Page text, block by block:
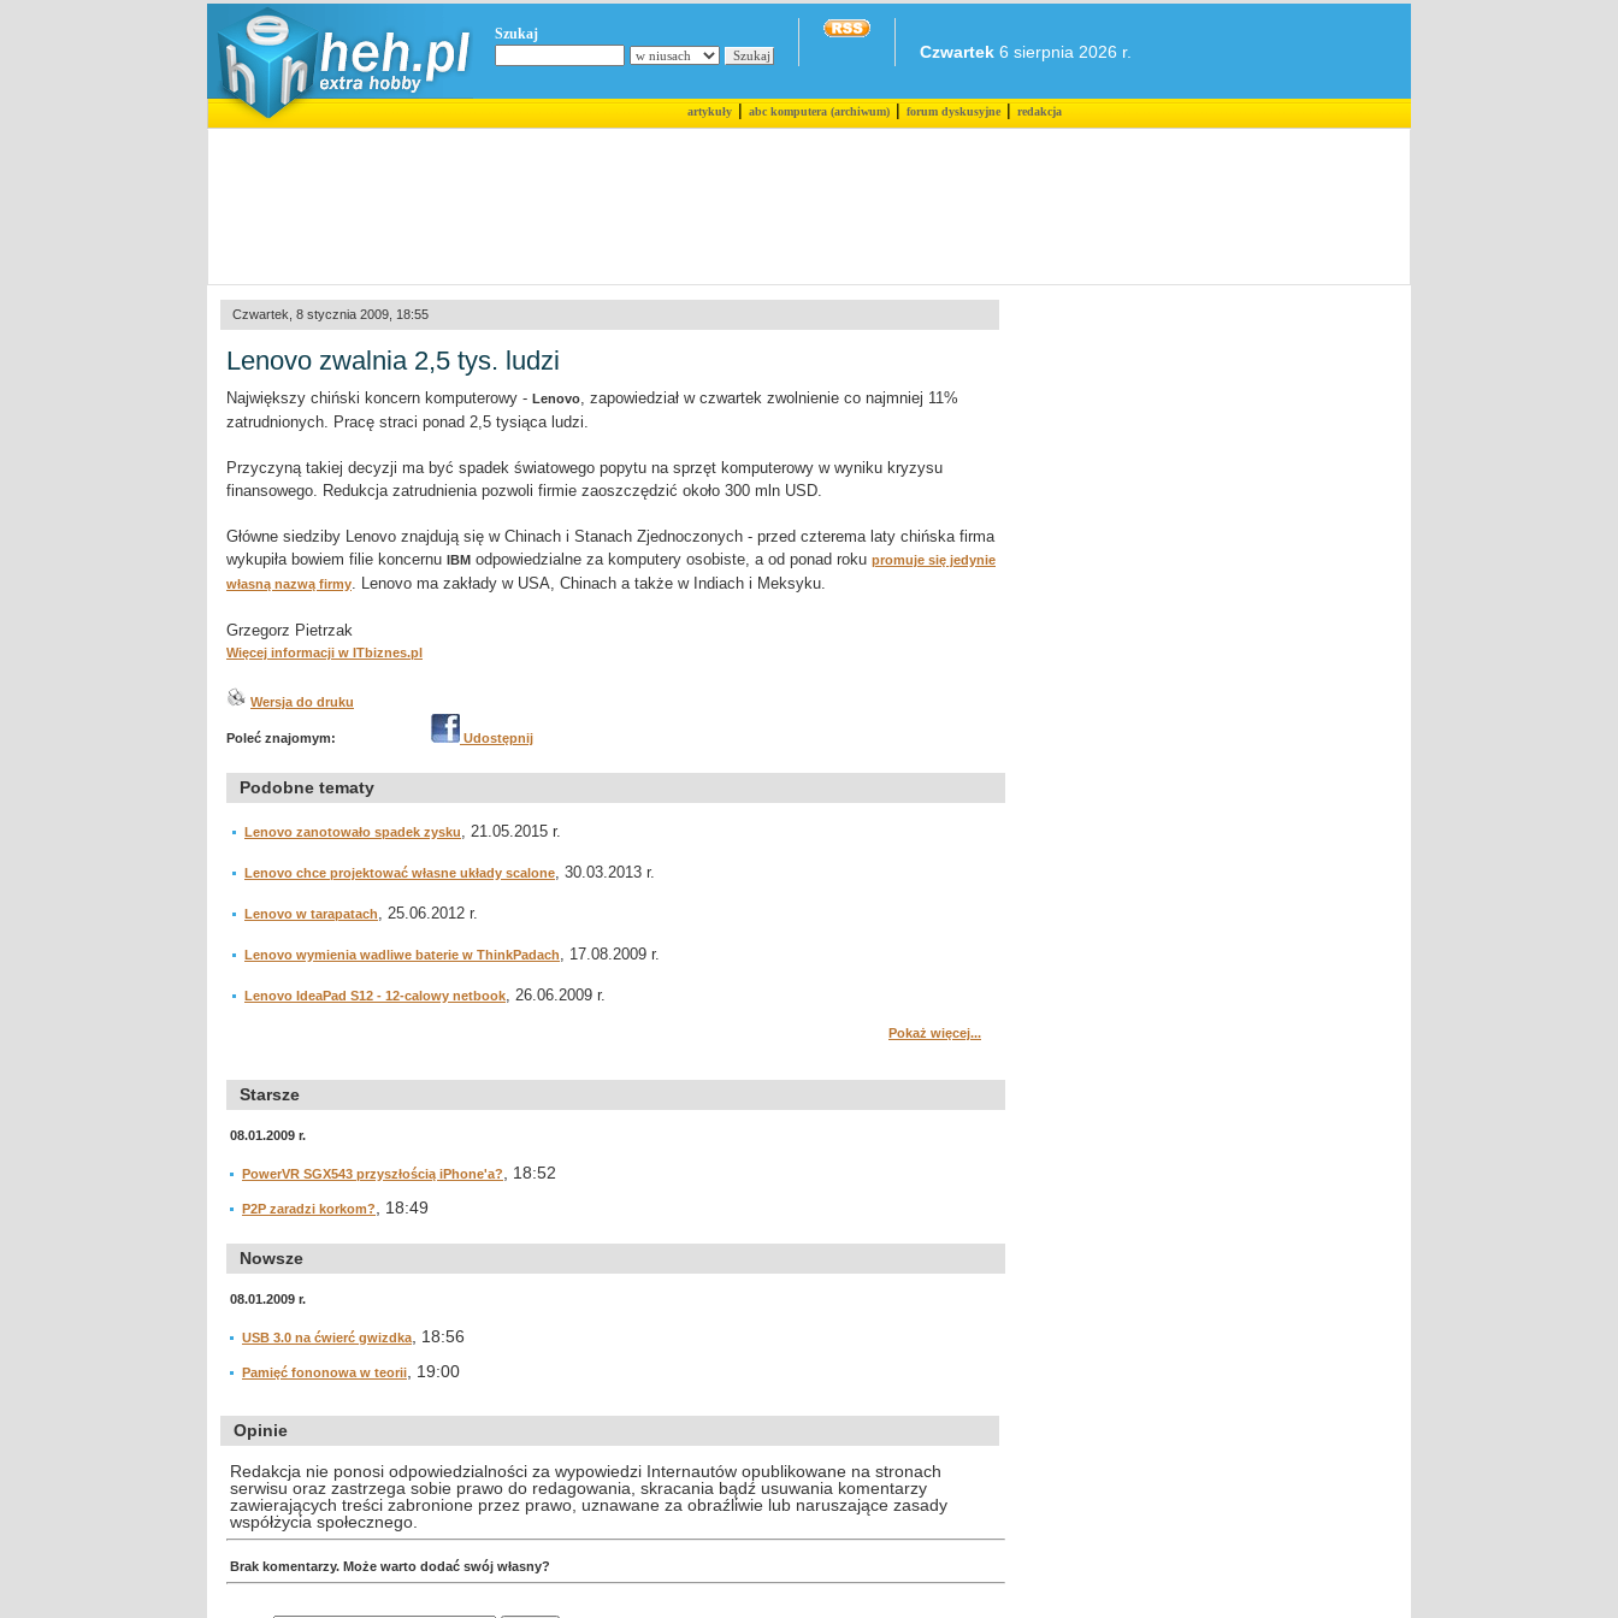
Szukaj
Czwartek 6 sierpnia 2026 r.
artykuły|abc komputera (archiwum)|forum dyskusyjne|redakcja
Czwartek, 8 stycznia 2009, 18:55
Lenovo zwalnia 2,5 tys. ludzi
Największy chiński koncern komputerowy - Lenovo, zapowiedział w czwartek zwolnienie co najmniej 11%
zatrudnionych. Pracę straci ponad 2,5 tysiąca ludzi.
Przyczyną takiej decyzji ma być spadek światowego popytu na sprzęt komputerowy w wyniku kryzysu
finansowego. Redukcja zatrudnienia pozwoli firmie zaoszczędzić około 300 mln USD.
Główne siedziby Lenovo znajdują się w Chinach i Stanach Zjednoczonych - przed czterema laty chińska firma
wykupiła bowiem filie koncernu IBM odpowiedzialne za komputery osobiste, a od ponad roku promuje się jedynie
własną nazwą firmy. Lenovo ma zakłady w USA, Chinach a także w Indiach i Meksyku.
Grzegorz Pietrzak
Więcej informacji w ITbiznes.pl
Wersja do druku
Poleć znajomym: Udostępnij
Podobne tematy
Lenovo zanotowało spadek zysku, 21.05.2015 r.
Lenovo chce projektować własne układy scalone, 30.03.2013 r.
Lenovo w tarapatach, 25.06.2012 r.
Lenovo wymienia wadliwe baterie w ThinkPadach, 17.08.2009 r.
Lenovo IdeaPad S12 - 12-calowy netbook, 26.06.2009 r.
Pokaż więcej...
Starsze
08.01.2009 r.
PowerVR SGX543 przyszłością iPhone'a? , 18:52
P2P zaradzi korkom? , 18:49
Nowsze
08.01.2009 r.
USB 3.0 na ćwierć gwizdka , 18:56
Pamięć fononowa w teorii , 19:00
Opinie
Redakcja nie ponosi odpowiedzialności za wypowiedzi Internautów opublikowane na stronach
serwisu oraz zastrzega sobie prawo do redagowania, skracania bądź usuwania komentarzy
zawierających treści zabronione przez prawo, uznawane za obraźliwie lub naruszające zasady
współżycia społecznego.
Brak komentarzy. Może warto dodać swój własny?